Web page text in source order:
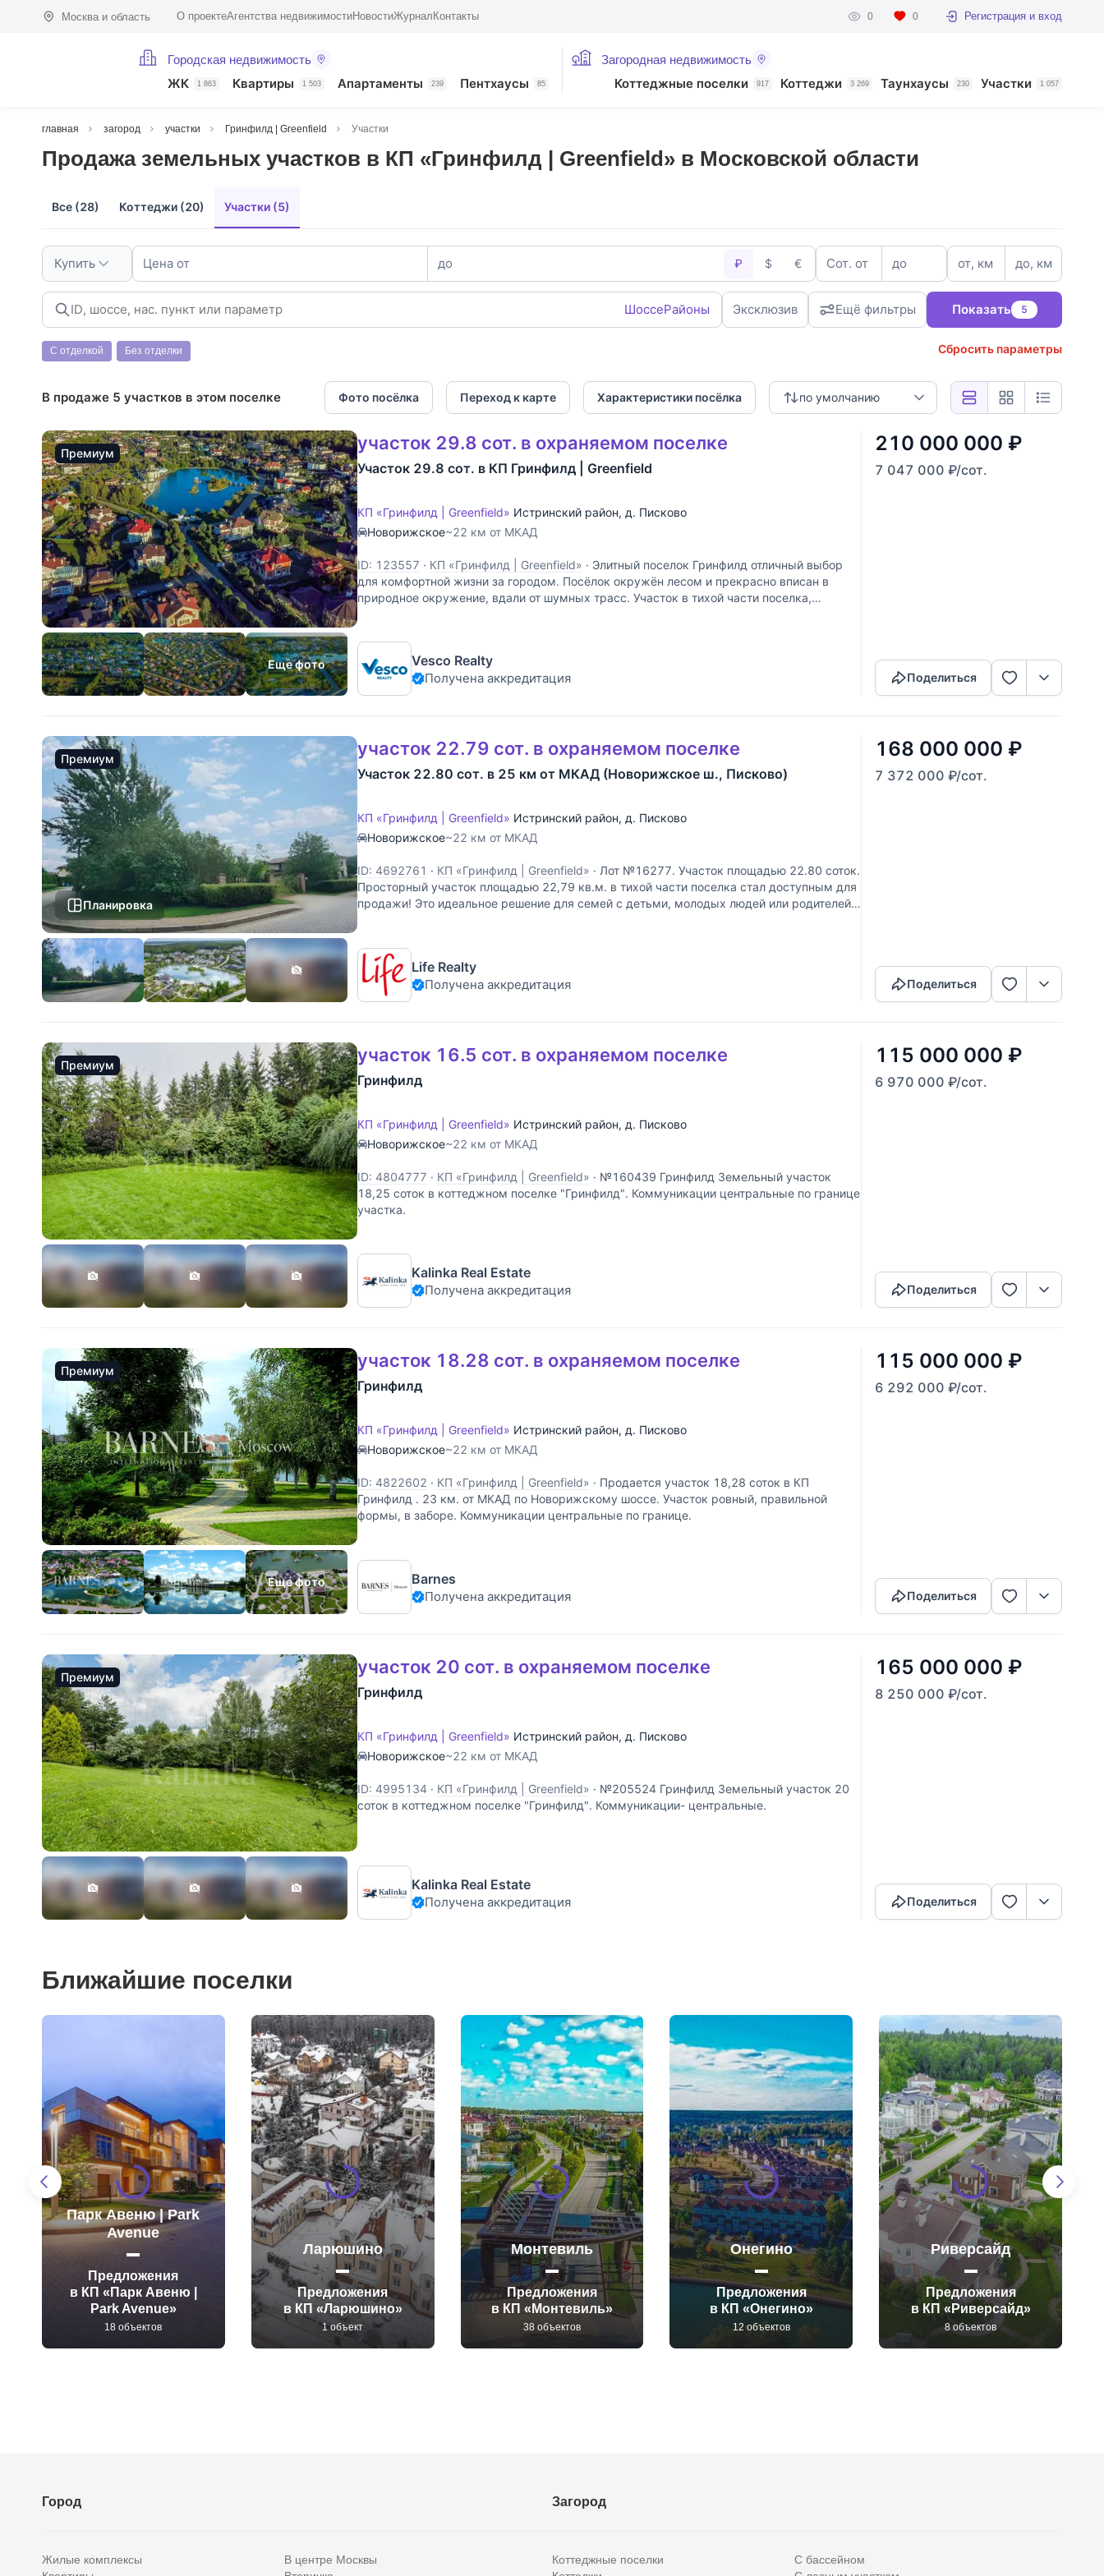
Москва и область О проектеАгентства недвижимостиНовостиЖурнал Контакты 0 0 Регистрация и вход
Городская недвижимость
ЖК 1 863 Квартиры 1 503 Апартаменты 239 Пентхаусы 85
Загородная недвижимость
Коттеджные поселки 917 Коттеджи 3 269 Таунхаусы 230 Участки 1 057
главная загород участки Гринфилд | Greenfield Участки
Продажа земельных участков в КП «Гринфилд | Greenfield» в Московской области
Все (28) Коттеджи (20) Участки (5)
Купить Цена от до ₽ $ € Сот. от до от, км до, км
ШоссеРайоны Эксклюзив Ещё фильтры Показать 5
С отделкой Без отделки Сбросить параметры
В продаже 5 участков в этом поселке по умолчанию
Фото посёлка Переход к карте Характеристики посёлка
Премиум
Еще фото
участок 29.8 сот. в охраняемом поселке
Участок 29.8 сот. в КП Гринфилд | Greenfield
КП «Гринфилд | Greenfield» Истринский район, д. Писково
Новорижское~22 км от МКАД
ID: 123557 · КП «Гринфилд | Greenfield» · Элитный поселок Гринфилд отличный выбор
для комфортной жизни за городом. Посёлок окружён лесом и прекрасно вписан в
природное окружение, вдали от шумных трасс. Участок в тихой части поселка,
Vesco Realty
Получена аккредитация
210 000 000 ₽
7 047 000 ₽/сот.
Поделиться
Премиум
Планировка
участок 22.79 сот. в охраняемом поселке
Участок 22.80 сот. в 25 км от МКАД (Новорижское ш., Писково)
КП «Гринфилд | Greenfield» Истринский район, д. Писково
Новорижское~22 км от МКАД
ID: 4692761 · КП «Гринфилд | Greenfield» · Лот №16277. Участок площадью 22.80 соток.
Просторный участок площадью 22,79 кв.м. в тихой части поселка стал доступным для
продажи! Это идеальное решение для семей с детьми, молодых людей или родителей,
Life Realty
Получена аккредитация
168 000 000 ₽
7 372 000 ₽/сот.
Поделиться
Премиум участок 16.5 сот. в охраняемом поселке
Гринфилд
КП «Гринфилд | Greenfield» Истринский район, д. Писково
Новорижское~22 км от МКАД
ID: 4804777 · КП «Гринфилд | Greenfield» · №160439 Гринфилд Земельный участок
18,25 соток в коттеджном поселке "Гринфилд". Коммуникации центральные по границе
участка.
Kalinka Real Estate
Получена аккредитация
115 000 000 ₽
6 970 000 ₽/сот.
Поделиться
Премиум
Еще фото
участок 18.28 сот. в охраняемом поселке
Гринфилд
КП «Гринфилд | Greenfield» Истринский район, д. Писково
Новорижское~22 км от МКАД
ID: 4822602 · КП «Гринфилд | Greenfield» · Продается участок 18,28 соток в КП
Гринфилд . 23 км. от МКАД по Новорижскому шоссе. Участок ровный, правильной
формы, в заборе. Коммуникации центральные по границе.
Barnes
Получена аккредитация
115 000 000 ₽
6 292 000 ₽/сот.
Поделиться
Премиум участок 20 сот. в охраняемом поселке
Гринфилд
КП «Гринфилд | Greenfield» Истринский район, д. Писково
Новорижское~22 км от МКАД
ID: 4995134 · КП «Гринфилд | Greenfield» · №205524 Гринфилд Земельный участок 20
соток в коттеджном поселке "Гринфилд". Коммуникации- центральные.
Kalinka Real Estate
Получена аккредитация
165 000 000 ₽
8 250 000 ₽/сот.
Поделиться
Ближайшие поселки
Парк Авеню | Park
Avenue
Предложения
в КП «Парк Авеню |
Park Avenue»
18 объектов
Ларюшино
Предложения
в КП «Ларюшино»
1 объект
Монтевиль
Предложения
в КП «Монтевиль»
38 объектов
Онегино
Предложения
в КП «Онегино»
12 объектов
Риверсайд
Предложения
в КП «Риверсайд»
8 объектов
Город
Жилые комплексы
В центре Москвы
Загород
Коттеджные поселки
С бассейном